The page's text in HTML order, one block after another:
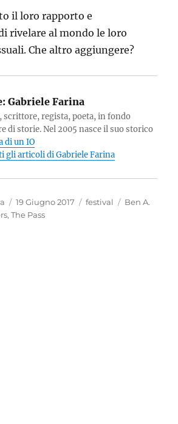
il loro rapporto e
rivelare al mondo le loro
Che altro aggiungere?
Gabriele Farina
scrittore, regista, poeta, in fondo
di storie. Nel 2005 nasce il suo storico
di un IO
gli articoli di Gabriele Farina
Pubblicato
il
19 Giugno 2017 Categorie
festival Tag
Ben A.
,The Pass